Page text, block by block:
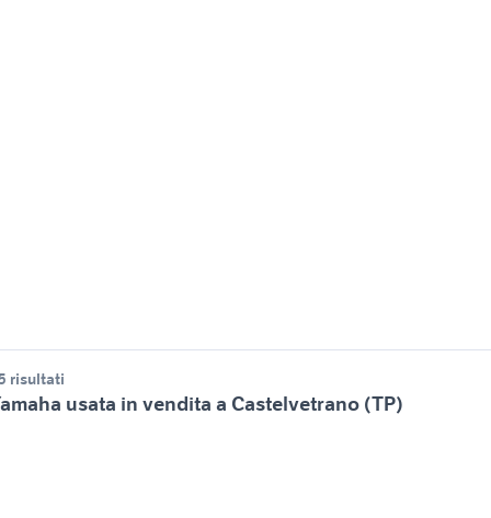
risultati
usata in vendita a Castelvetrano (TP)